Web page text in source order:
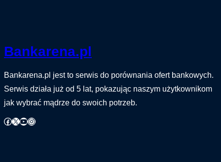
Bankarena.pl
Bankarena.pl jest to serwis do porównania ofert bankowych.
Serwis działa już od 5 lat, pokazując naszym użytkownikom
jak wybrać mądrze do swoich potrzeb.
Facebook X YouTube Instagram